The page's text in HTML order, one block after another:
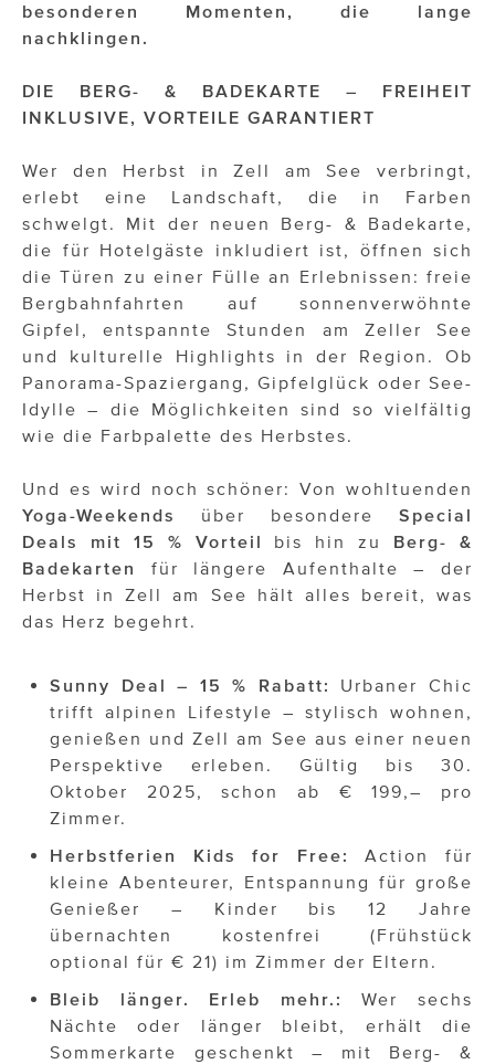
OTTO AM DONAUKANAL
St. Peter Stiftskulinarium
Susanne Wuest
The Budims
THE GOODSTUFF
TOG Studio
Upside Down Town Hotel – Neue Post
ÜBER UNS
PRESS CONTACT
besonderen Momenten, die lange
nachklingen.
DIE BERG- & BADEKARTE – FREIHEIT
INKLUSIVE, VORTEILE GARANTIERT
Wer den Herbst in Zell am See verbringt,
erlebt eine Landschaft, die in Farben
schwelgt. Mit der neuen Berg- & Badekarte,
die für Hotelgäste inkludiert ist, öffnen sich
die Türen zu einer Fülle an Erlebnissen: freie
Bergbahnfahrten auf sonnenverwöhnte
Gipfel, entspannte Stunden am Zeller See
und kulturelle Highlights in der Region. Ob
Panorama-Spaziergang, Gipfelglück oder See-
Idylle – die Möglichkeiten sind so vielfältig
wie die Farbpalette des Herbstes.
Und es wird noch schöner: Von wohltuenden
Yoga-Weekends
über besondere Special
Deals mit 15 % Vorteil
bis hin zu Berg- &
Badekarten
für längere Aufenthalte – der
Herbst in Zell am See hält alles bereit, was
das Herz begehrt.
Sunny Deal – 15 % Rabatt:
Urbaner Chic
trifft alpinen Lifestyle – stylisch wohnen,
genießen und Zell am See aus einer neuen
Perspektive erleben. Gültig bis 30.
Oktober 2025, schon ab € 199,– pro
Zimmer.
Herbstferien Kids for Free:
Action für
kleine Abenteurer, Entspannung für große
Genießer – Kinder bis 12 Jahre
übernachten kostenfrei (Frühstück
optional für € 21) im Zimmer der Eltern.
Bleib länger. Erleb mehr.:
Wer sechs
Nächte oder länger bleibt, erhält die
Sommerkarte geschenkt – mit Berg- &